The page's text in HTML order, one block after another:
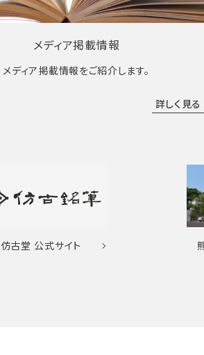
メディア掲載情報
メディア掲載情報をご紹介します。
詳しく見る
仿古堂 公式サイト